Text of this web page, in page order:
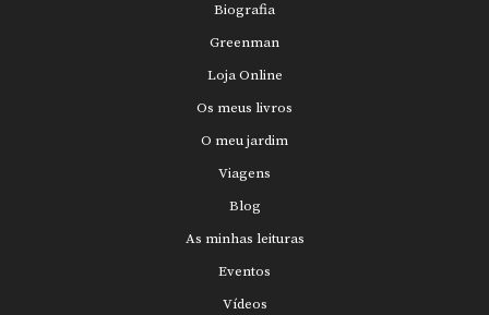
Biografia
Greenman
Loja Online
Os meus livros
O meu jardim
Viagens
Blog
As minhas leituras
Eventos
Vídeos